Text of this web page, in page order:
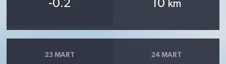
-0.2 10 km
23 MART 24 MART